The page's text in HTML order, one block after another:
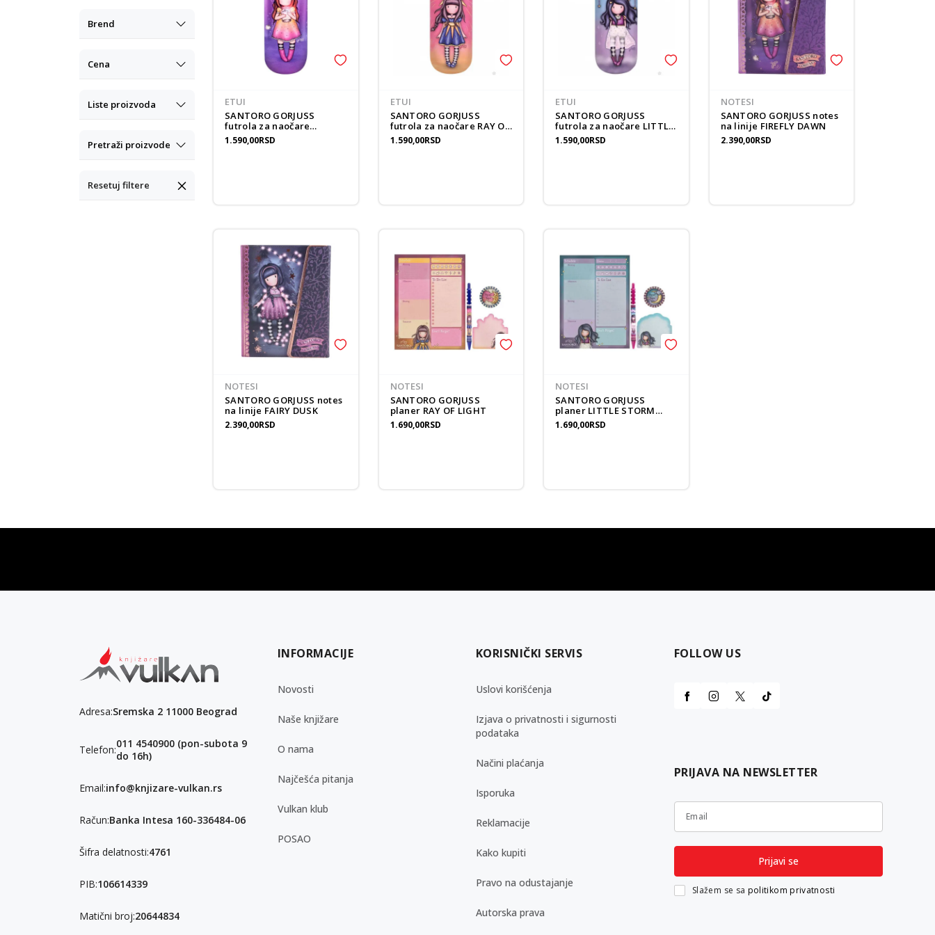
Resetuj filtere
Brend
Cena
Liste proizvoda
Pretraži proizvode
ETUI
SANTORO GORJUSS
futrola za naočare
FIREFLY DAWN
1.590,00RSD
ETUI
SANTORO GORJUSS
futrola za naočare RAY OF
LIGHT
1.590,00RSD
ETUI
SANTORO GORJUSS
futrola za naočare LITTLE
STORM CLOUD
1.590,00RSD
NOTESI
SANTORO GORJUSS notes
na linije FIREFLY DAWN
2.390,00RSD
NOTESI
SANTORO GORJUSS notes
na linije FAIRY DUSK
2.390,00RSD
NOTESI
SANTORO GORJUSS
planer RAY OF LIGHT
1.690,00RSD
NOTESI
SANTORO GORJUSS
planer LITTLE STORM
CLOUD
1.690,00RSD
Adresa:Sremska 2 11000 Beograd
Telefon:011 4540900 (pon-subota 9
do 16h)
Email:info@knjizare-vulkan.rs
Račun:Banka Intesa 160-336484-06
Šifra delatnosti:4761
PIB:106614339
Matični broj:20644834
INFORMACIJE
Novosti
Naše knjižare
O nama
Najčešća pitanja
Vulkan klub
POSAO
KORISNIČKI SERVIS
Uslovi korišćenja
Izjava o privatnosti i sigurnosti
podataka
Načini plaćanja
Isporuka
Reklamacije
Kako kupiti
Pravo na odustajanje
Autorska prava
FOLLOW US
PRIJAVA NA NEWSLETTER
Email
Prijavi se
Slažem se sa politikom privatnosti